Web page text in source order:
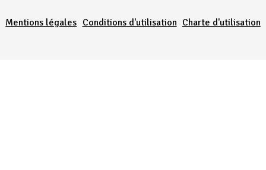
Mentions légales Conditions d'utilisation Charte d'utilisation